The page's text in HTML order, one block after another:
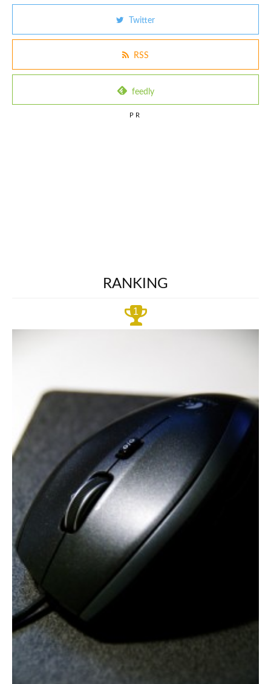
Twitter
RSS
feedly
PR
RANKING